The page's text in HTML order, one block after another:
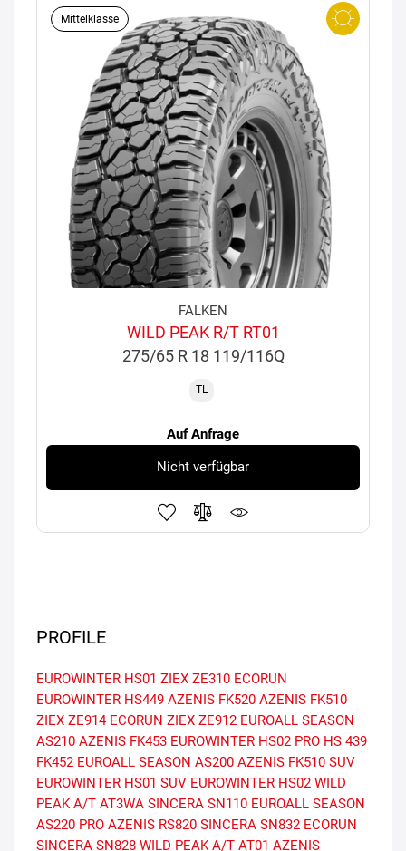
Mittelklasse
FALKEN
WILD PEAK R/T RT01
275/65 R 18 119/116Q
TL
Auf Anfrage
Nicht verfügbar
PROFILE
EUROWINTER HS01 ZIEX ZE310 ECORUN
EUROWINTER HS449 AZENIS FK520 AZENIS FK510
ZIEX ZE914 ECORUN ZIEX ZE912 EUROALL SEASON
AS210 AZENIS FK453 EUROWINTER HS02 PRO HS 439
FK452 EUROALL SEASON AS200 AZENIS FK510 SUV
EUROWINTER HS01 SUV EUROWINTER HS02 WILD
PEAK A/T AT3WA SINCERA SN110 EUROALL SEASON
AS220 PRO AZENIS RS820 SINCERA SN832 ECORUN
SINCERA SN828 WILD PEAK A/T AT01 AZENIS